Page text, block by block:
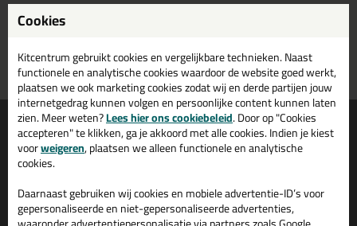
Voor 21:00 uur besteld
morgen in huis
Grootste assortiment
uit voorraad leverbaar
PostNL afhaalpunt: kies zelf
wanneer je afhaalt
Informatie
Tips en tricks
Keuzehulpen
Acties
Levertijd & Bezorging
Over ons
Wie wij zijn?
Over Kitcentrum.nl
Maatschappelijk
Cookies
Kitcentrum gebruikt cookies en vergelijkbare technieken. Naast
functionele en analytische cookies waardoor de website goed werkt,
plaatsen we ook marketing cookies zodat wij en derde partijen jouw
internetgedrag kunnen volgen en persoonlijke content kunnen laten
zien. Meer weten?Lees hier ons cookiebeleid. Door op "Cookies
accepteren" te klikken, ga je akkoord met alle cookies. Indien je kiest
voorweigeren, plaatsen we alleen functionele en analytische
cookies.
Daarnaast gebruiken wij cookies en mobiele advertentie-ID’s voor
gepersonaliseerde en niet-gepersonaliseerde advertenties,